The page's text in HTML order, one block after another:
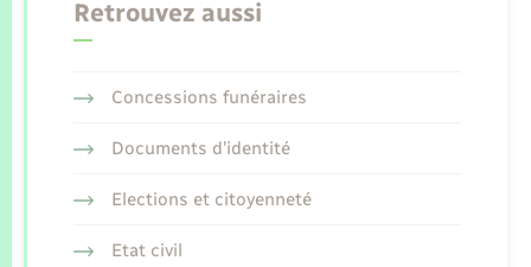
Retrouvez aussi
Concessions funéraires
Documents d’identité
Elections et citoyenneté
Etat civil